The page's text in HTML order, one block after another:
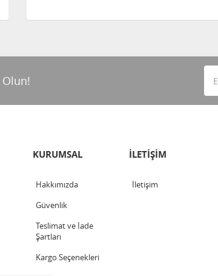
KURUMSAL
Hakkımızda
Güvenlik
Teslimat ve İade
Şartları
Kargo Seçenekleri
İLETİŞİM
İletişim